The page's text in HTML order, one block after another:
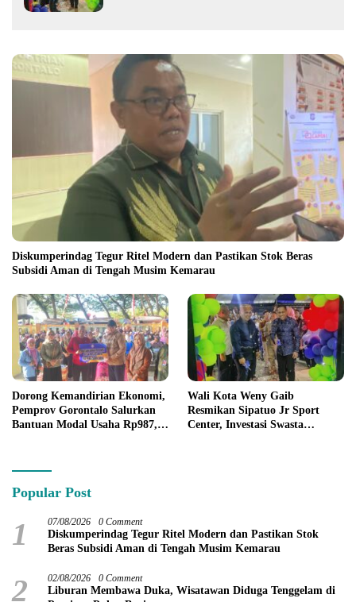
Diskumperindag Tegur Ritel Modern dan Pastikan Stok Beras
Subsidi Aman di Tengah Musim Kemarau
Dorong Kemandirian Ekonomi,
Pemprov Gorontalo Salurkan
Bantuan Modal Usaha Rp987,5
Wali Kota Weny Gaib
Resmikan Sipatuo Jr Sport
Center, Investasi Swasta
Popular Post
1 07/08/2026 0 Comment
Diskumperindag Tegur Ritel Modern dan Pastikan Stok
Beras Subsidi Aman di Tengah Musim Kemarau
2 02/08/2026 0 Comment
Liburan Membawa Duka, Wisatawan Diduga Tenggelam di